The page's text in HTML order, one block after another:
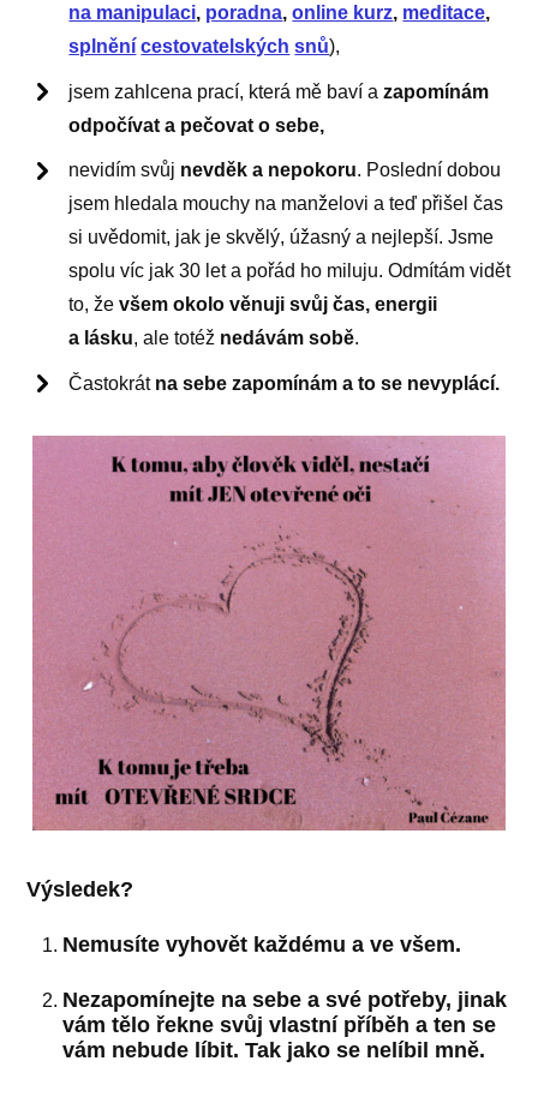
na manipulaci, poradna,online kurz, meditace,
splnění cestovatelských snů),
jsem zahlcena prací, která mě baví azapomínám
odpočívat a pečovat o sebe,
nevidím svůj nevděk a nepokoru. Poslední dobou
jsem hledala mouchy na manželovi a teď přišel čas
si uvědomit, jak je skvělý, úžasný a nejlepší. Jsme
spolu víc jak 30 let a pořád ho miluju. Odmítám vidět
to, ževšem okolo věnuji svůj čas, energii
a lásku, ale totéž nedávám sobě.
Častokrát na sebe zapomínám a to se nevyplácí.
Výsledek?
Nemusíte vyhovět každému a ve všem.
Nezapomínejte na sebe a své potřeby, jinak
vám tělo řekne svůj vlastní příběh a ten se
vám nebude líbit. Tak jako se nelíbil mně.